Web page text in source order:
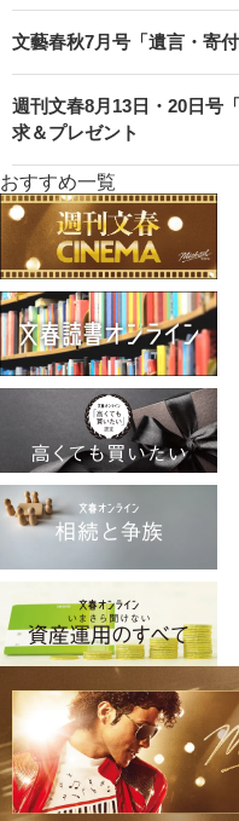
文藝春秋7月号「遺言・寄
週刊文春8月13日・20日号
求＆プレゼント
おすすめ一覧